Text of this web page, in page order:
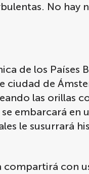
No
de los Países
de
las orillas
embarcará en
le susurrará
con